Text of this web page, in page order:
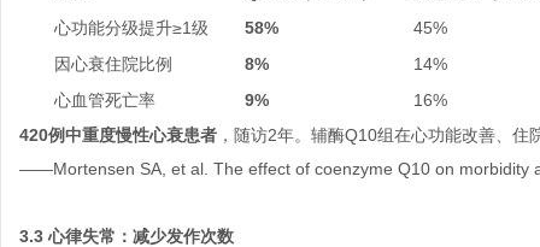
心功能分级提升≥1级
58%
45%
因心衰住院比例
8%
14%
心血管死亡率
9%
16%
420例中重度慢性心衰患者 ，随访2年。辅酶Q10组在心功能改善、
——Mortensen SA, et al. The effect of coenzyme Q10 on morbidity
3.3 心律失常：减少发作次数